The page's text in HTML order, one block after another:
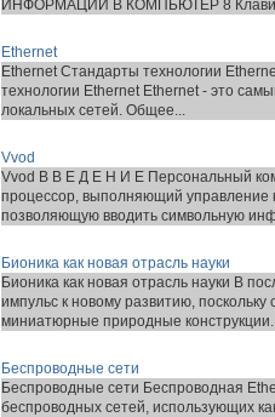
ИНФОРМАЦИИ В КОМПЬЮТЕР 8
Ethernet
Ethernet Стандарты технологии
технологии Ethernet Ethernet - это
локальных сетей. Общее...
Vvod
Vvod В В Е Д Е Н И Е Персональный
процессор, выполняющий управление
позволяющую вводить символьную
Бионика как новая отрасль науки
Бионика как новая отрасль науки В
импульс к новому развитию,
миниатюрные природные
Беспроводные сети
Беспроводные сети Беспроводная
беспроводных сетей, использующих